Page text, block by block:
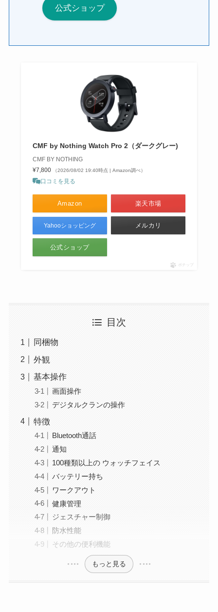
公式ショップ
CMF by Nothing Watch Pro 2（ダークグレー)
CMF BY NOTHING
¥7,800
（2026/08/02 19:40時点 | Amazon調べ）
口コミを見る
Amazon 楽天市場
Yahooショッピング メルカリ
公式ショップ
ポチップ
目次
同梱物
外観
基本操作
画面操作
デジタルクランの操作
特徴
Bluetooth通話
通知
100種類以上の ウォッチフェイス
バッテリー持ち
ワークアウト
健康管理
ジェスチャー制御
防水性能
その他の便利機能
もっと見る